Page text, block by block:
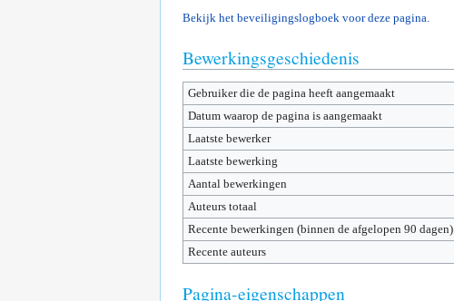
Bekijk het beveiligingslogboek voor deze pagina.
Bewerkingsgeschiedenis
Gebruiker die de pagina heeft aangemaakt
Datum waarop de pagina is aangemaakt
Laatste bewerker
Laatste bewerking
Aantal bewerkingen
Auteurs totaal
Recente bewerkingen (binnen de afgelopen 90 dagen)
Recente auteurs
Pagina-eigenschappen